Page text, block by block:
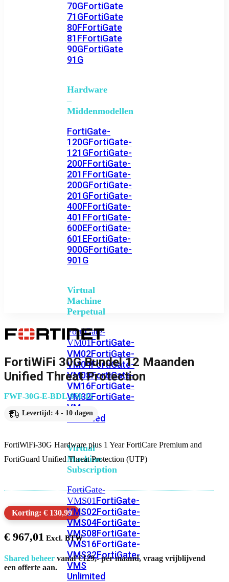
70GFortiGate
71GFortiGate
80FFortiGate
81FFortiGate
90GFortiGate
91G
Hardware
–
Middenmodellen
FortiGate-
120GFortiGate-
121GFortiGate-
200FFortiGate-
201FFortiGate-
200GFortiGate-
201GFortiGate-
400FFortiGate-
401FFortiGate-
600EFortiGate-
601EFortiGate-
900GFortiGate-
901G
Virtual
Machine
Perpetual
FortiGate-
VM01FortiGate-
VM02FortiGate-
VM04FortiGate-
VM08FortiGate-
VM16FortiGate-
VM32FortiGate-
VM
Unlimited
Virtual
Machine
Subscription
FortiGate-
VMS01FortiGate-
VMS02FortiGate-
VMS04FortiGate-
VMS08FortiGate-
VMS16FortiGate-
VMS32FortiGate-
VMS
Unlimited
FortiWiFi 30G Bundel 12 Maanden
Unified Threat Protection
FWF-30G-E-BDL-950-12
Levertijd: 4 - 10 dagen
FortiWiFi-30G Hardware plus 1 Year FortiCare Premium and
FortiGuard Unified Threat Protection (UTP)
Korting: € 130,99
€ 967,01
Shared beheer vanaf €129,- per maand, vraag vrijblijvend
een offerte aan.